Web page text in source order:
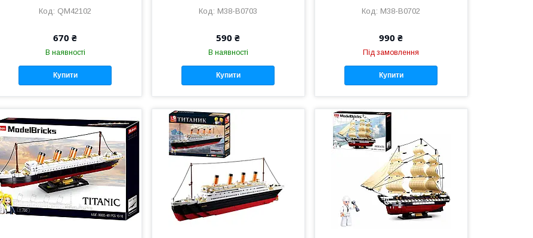
QM42102
670 ₴
В наявності
Купити
M38-B0703
590 ₴
В наявності
Купити
M38-B0702
990 ₴
Під замовлення
Купити